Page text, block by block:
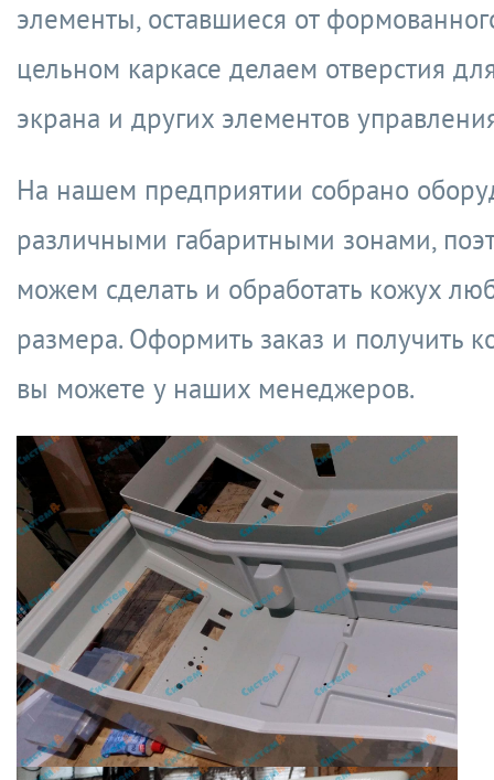
элементы, оставшиеся от
цельном каркасе делаем отверстия
экрана и других элементов
На нашем предприятии собрано
различными габаритными зонами,
можем сделать и обработать кожух
размера. Оформить заказ и получить
вы можете у наших менеджеров.